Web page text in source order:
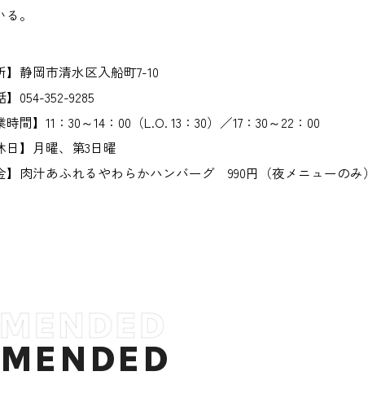
。
】静岡市清水区入船町7-10
】054-352-9285
時間】11：30～14：00（L.O. 13：30）／17：30～22：00
日】月曜、第3日曜
】肉汁あふれるやわらかハンバーグ 990円（夜メニューのみ）